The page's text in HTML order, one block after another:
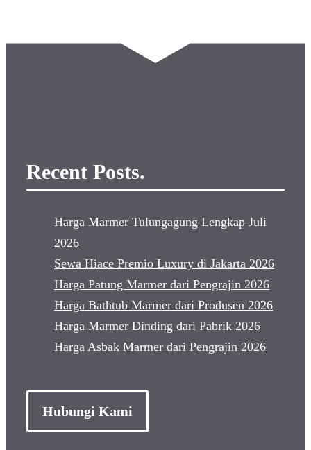
Recent Posts.
Harga Marmer Tulungagung Lengkap Juli
2026
Sewa Hiace Premio Luxury di Jakarta 2026
Harga Patung Marmer dari Pengrajin 2026
Harga Bathtub Marmer dari Produsen 2026
Harga Marmer Dinding dari Pabrik 2026
Harga Asbak Marmer dari Pengrajin 2026
Hubungi Kami